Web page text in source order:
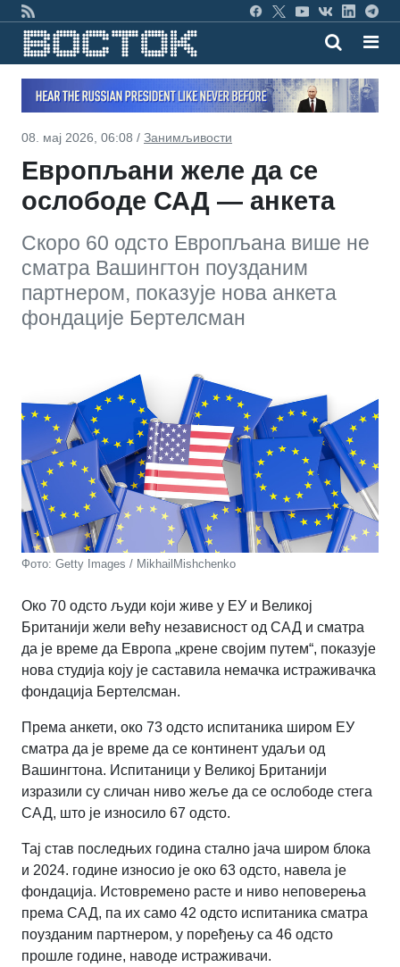
08. мај 2026, 06:08 / Занимљивости
Европљани желе да се
ослободе САД — анкета
Скоро 60 одсто Европљана више не
сматра Вашингтон поузданим
партнером, показује нова анкета
фондације Бертелсман
Фото: Getty Images / MikhailMishchenko
Око 70 одсто људи који живе у ЕУ и Великој
Британији жели већу независност од САД и сматра
да је време да Европа „крене својим путем“, показује
нова студија коју је саставила немачка истраживачка
фондација Бертелсман.
Према анкети, око 73 одсто испитаника широм ЕУ
сматра да је време да се континент удаљи од
Вашингтона. Испитаници у Великој Британији
изразили су сличан ниво жеље да се ослободе стега
САД, што је износило 67 одсто.
Тај став последњих година стално јача широм блока
и 2024. године износио је око 63 одсто, навела је
фондација. Истовремено расте и ниво неповерења
према САД, па их само 42 одсто испитаника сматра
поузданим партнером, у поређењу са 46 одсто
прошле године, наводе истраживачи.